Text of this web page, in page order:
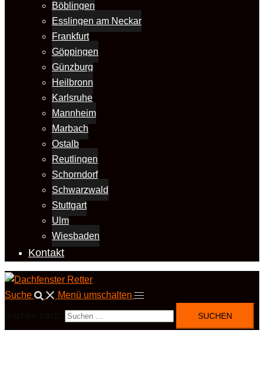
Böblingen
Esslingen am Neckar
Frankfurt
Göppingen
Günzburg
Heilbronn
Karlsruhe
Mannheim
Marbach
Ostalb
Reutlingen
Schorndorf
Schwarzwald
Stuttgart
Ulm
Wiesbaden
Kontakt
Suche Menü umschalten